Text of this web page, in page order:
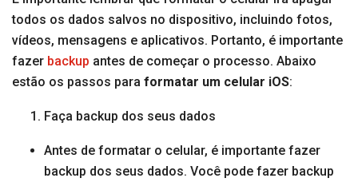
todos os dados salvos no dispositivo, incluindo fotos,
vídeos, mensagens e aplicativos. Portanto, é importante
fazer backup antes de começar o processo. Abaixo
estão os passos para formatar um celular iOS:
Faça backup dos seus dados
Antes de formatar o celular, é importante fazer
backup dos seus dados. Você pode fazer backup